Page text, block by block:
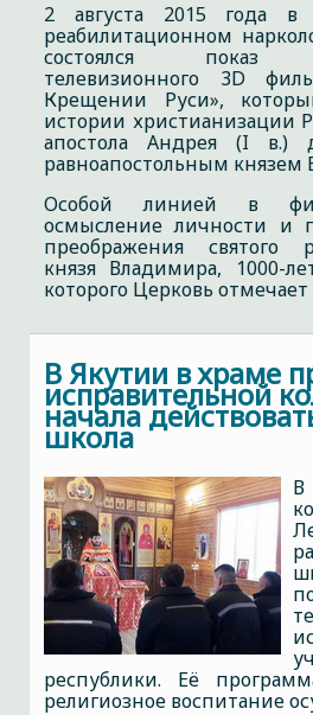
2 августа 2015 года в
реабилитационном
состоялся показ
телевизионного 3D
Крещении Руси»,
истории христианизации
апостола Андрея (I в.)
равноапостольным князем
Особой линией в
осмысление личности и
преображения святого
князя Владимира, 1000-
которого Церковь
В Якутии в храме
исправительной
начала
школа
В
республики. Её
религиозное воспитание